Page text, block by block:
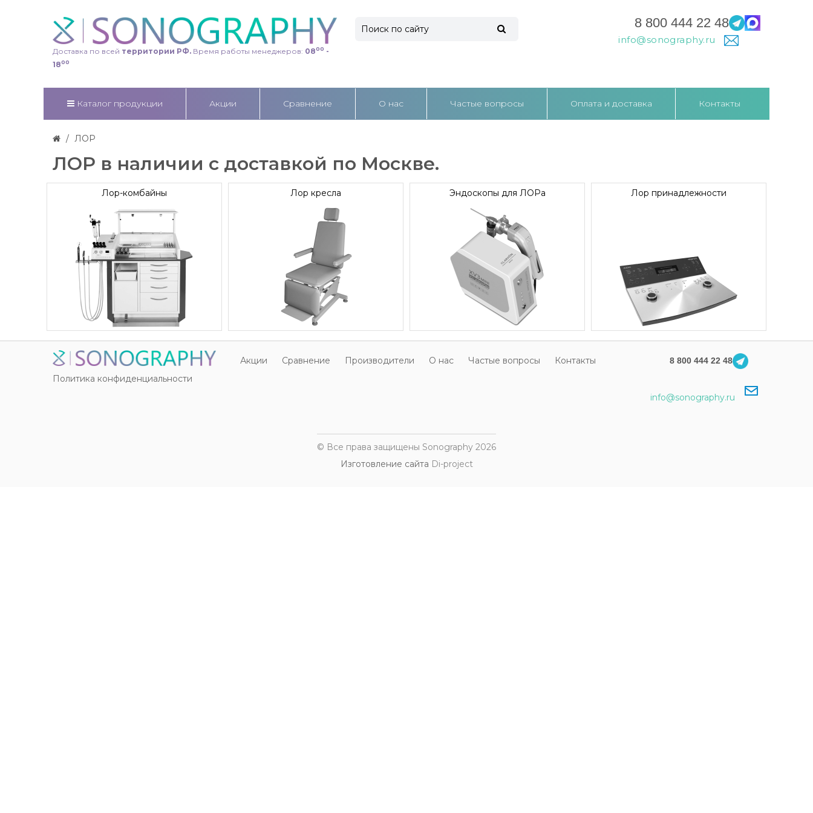
Доставка по всей территории РФ. Время работы менеджеров: 0800 -
1800
8 800 444 22 48
info@sonography.ru
Каталог продукции Акции Cравнение О нас Частые вопросы Оплата и доставка Контакты
ЛОР
ЛОР в наличии с доставкой по Москве.
Лор-комбайны Лор кресла Эндоскопы для ЛОРа Лор принадлежности
Политика конфиденциальности
Акции Cравнение Производители О нас Частые вопросы Контакты 8 800 444 22 48
info@sonography.ru
© Все права защищены Sonography 2026
Изготовление сайта Di-project